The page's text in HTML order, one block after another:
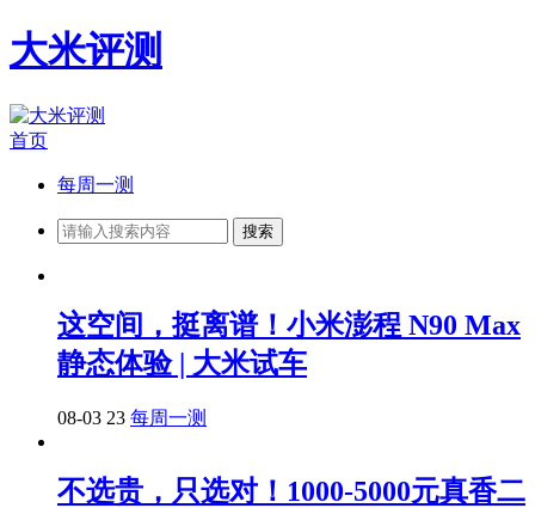
大米评测
首页
每周一测
这空间，挺离谱！小米澎程 N90 Max
静态体验 | 大米试车
08-03 23 每周一测
不选贵，只选对！1000-5000元真香二